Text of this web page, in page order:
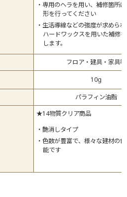
専用のヘラを用い、補修箇所
形を行ってください
生活導線などの強度が求めら
ハードワックスを用いた補修
します。
フロア・建具・家具等
10g
パラフィン油脂
★14物質クリア商品
艶消しタイプ
色数が豊富で、様々な建材の
能です